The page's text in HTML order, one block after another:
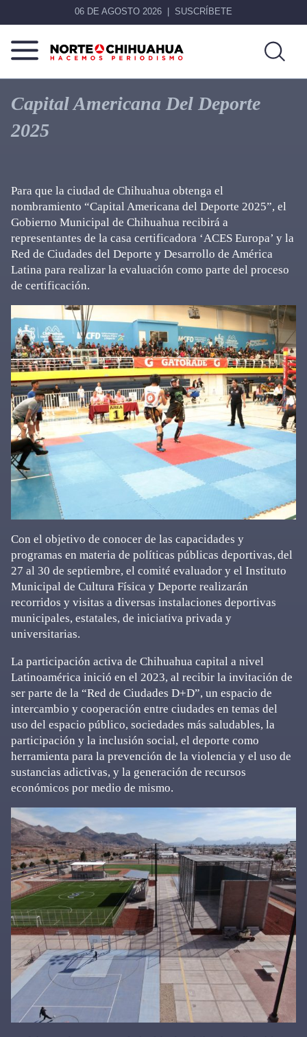
06 DE AGOSTO 2026 SUSCRÍBETE
Norte
De
Chihuahua
Más
que
noticias,
Capital Americana Del Deporte
2025
Para que la ciudad de Chihuahua obtenga el
nombramiento “Capital Americana del Deporte 2025”, el
Gobierno Municipal de Chihuahua recibirá a
representantes de la casa certificadora ‘ACES Europa’ y la
Red de Ciudades del Deporte y Desarrollo de América
Latina para realizar la evaluación como parte del proceso
de certificación.
Con el objetivo de conocer de las capacidades y
programas en materia de políticas públicas deportivas, del
27 al 30 de septiembre, el comité evaluador y el Instituto
Municipal de Cultura Física y Deporte realizarán
recorridos y visitas a diversas instalaciones deportivas
municipales, estatales, de iniciativa privada y
universitarias.
La participación activa de Chihuahua capital a nivel
Latinoamérica inició en el 2023, al recibir la invitación de
ser parte de la “Red de Ciudades D+D”, un espacio de
intercambio y cooperación entre ciudades en temas del
uso del espacio público, sociedades más saludables, la
participación y la inclusión social, el deporte como
herramienta para la prevención de la violencia y el uso de
sustancias adictivas, y la generación de recursos
económicos por medio de mismo.